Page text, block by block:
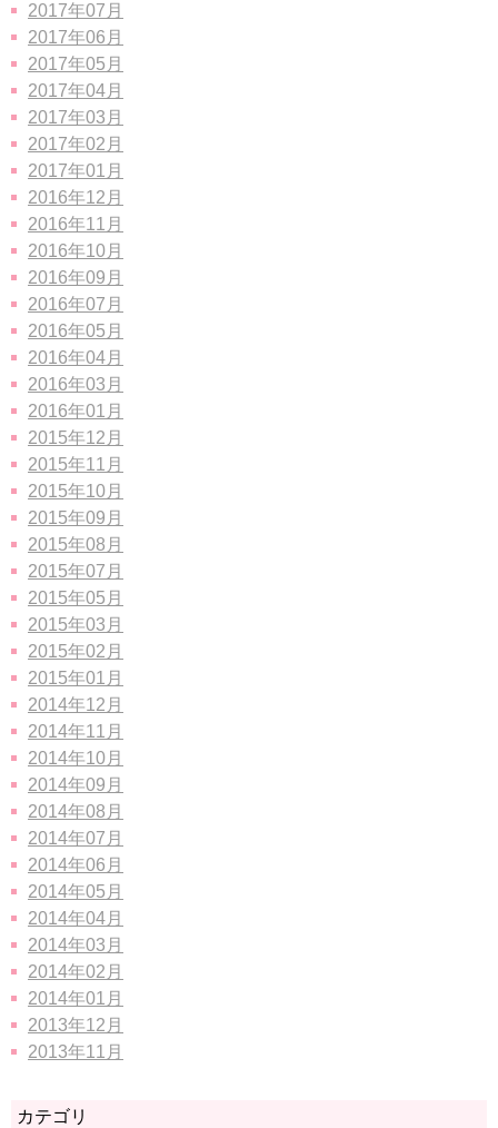
2017年07月
2017年06月
2017年05月
2017年04月
2017年03月
2017年02月
2017年01月
2016年12月
2016年11月
2016年10月
2016年09月
2016年07月
2016年05月
2016年04月
2016年03月
2016年01月
2015年12月
2015年11月
2015年10月
2015年09月
2015年08月
2015年07月
2015年05月
2015年03月
2015年02月
2015年01月
2014年12月
2014年11月
2014年10月
2014年09月
2014年08月
2014年07月
2014年06月
2014年05月
2014年04月
2014年03月
2014年02月
2014年01月
2013年12月
2013年11月
カテゴリ